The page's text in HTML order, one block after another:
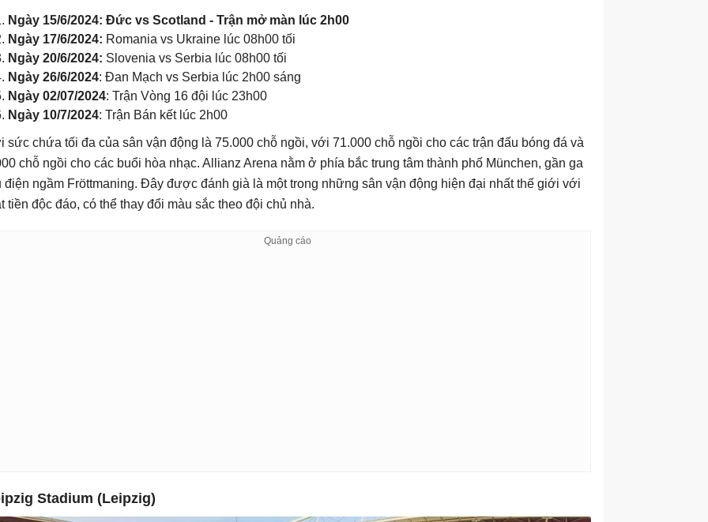
Ngày 15/6/2024: Đức vs Scotland - Trận mở màn lúc 2h00
Ngày 17/6/2024: Romania vs Ukraine lúc 08h00 tối
Ngày 20/6/2024: Slovenia vs Serbia lúc 08h00 tối
Ngày 26/6/2024: Đan Mạch vs Serbia lúc 2h00 sáng
Ngày 02/07/2024: Trận Vòng 16 đội lúc 23h00
Ngày 10/7/2024: Trận Bán kết lúc 2h00
sức chứa tối đa của sân vận động là 75.000 chỗ ngồi, với 71.000 chỗ ngồi cho các trận đấu bóng đá và
chỗ ngồi cho các buổi hòa nhạc. Allianz Arena nằm ở phía bắc trung tâm thành phố München, gần ga
điện ngầm Fröttmaning. Đây được đánh già là một trong những sân vận động hiện đại nhất thế giới với
tiền độc đáo, có thể thay đổi màu sắc theo đội chủ nhà.
Stadium (Leipzig)